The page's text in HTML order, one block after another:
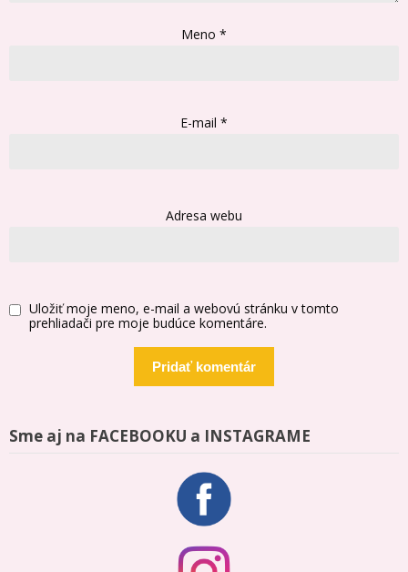
Meno *
E-mail *
Adresa webu
Uložiť moje meno, e-mail a webovú stránku v tomto
prehliadači pre moje budúce komentáre.
Sme aj na FACEBOOKU a INSTAGRAME